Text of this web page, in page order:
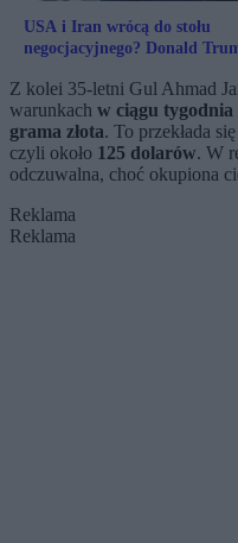
USA i Iran wrócą do stołu
negocjacyjnego? Donald
Z kolei 35-letni Gul Ahmad
warunkach w ciągu tygodnia
grama złota. To przekłada
czyli około 125 dolarów. W
odczuwalna, choć okupiona
Reklama
Reklama